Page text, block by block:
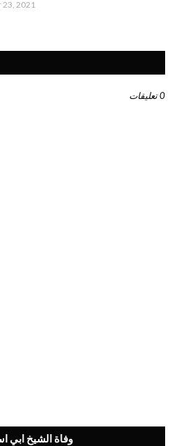
23, 2021
0 تعليقات
وفاة الشيخ ابي